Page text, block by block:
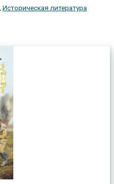
Историческая литература